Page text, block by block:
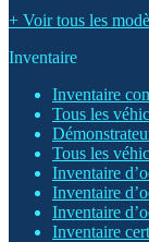
+ Voir tous les
Inventaire
Inventaire
Tous les
Tous les
Inventaire
Inventaire
Inventaire
Inventaire